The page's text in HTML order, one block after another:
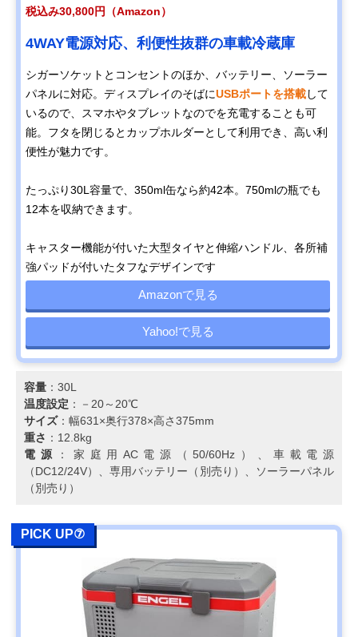
税込み30,800円（Amazon）
4WAY電源対応、利便性抜群の車載冷蔵庫
シガーソケットとコンセントのほか、バッテリー、ソーラー
パネルに対応。ディスプレイのそばにUSBポートを搭載して
いるので、スマホやタブレットなのでを充電することも可
能。フタを閉じるとカップホルダーとして利用でき、高い利
便性が魅力です。
たっぷり30L容量で、350ml缶なら約42本。750mlの瓶でも
12本を収納できます。
キャスター機能が付いた大型タイヤと伸縮ハンドル、各所補
強パッドが付いたタフなデザインです
Amazonで見る
Yahoo!で見る
容量 ：30L
温度設定 ：－20～20℃
サイズ：幅631×奥行378×高さ375mm
重さ ：12.8kg
電源
：家庭用AC電源（50/60Hz）、車載電源
（DC12/24V）、専用バッテリー（別売り）、ソーラーパネル
（別売り）
PICK UP⑦